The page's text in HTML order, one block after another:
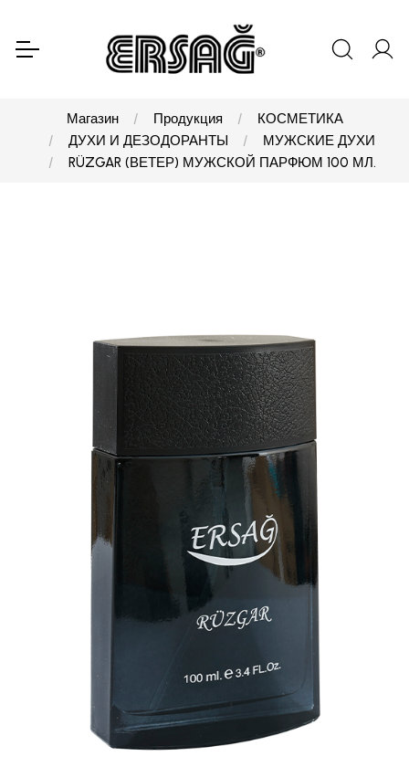
Магазин Продукция
КОСМЕТИКА
ДУХИ И ДЕЗОДОРАНТЫ
МУЖСКИЕ ДУХИ
RÜZGAR (ВЕТЕР) МУЖСКОЙ ПАРФЮМ 100 МЛ.